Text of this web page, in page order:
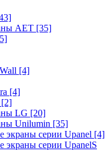
AET [35]
[4]
[4]
[2]
LG [20]
Unilumin [35]
экраны серии Upanel [4]
экраны серии UpanelS